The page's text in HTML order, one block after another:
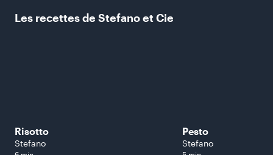
Les recettes de Stefano etCie
Risotto
Stefano
Pesto
Stefano